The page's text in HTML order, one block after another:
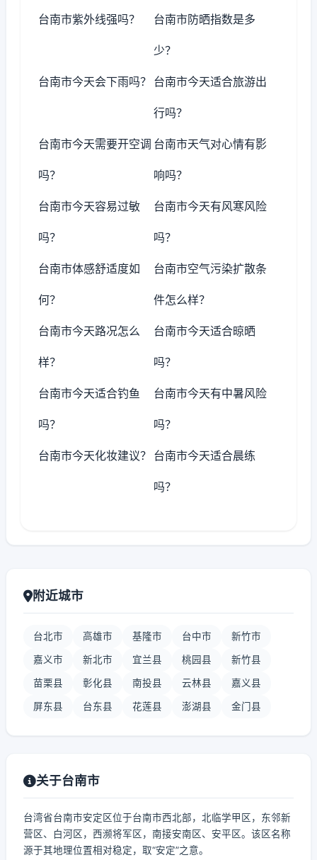
台南市紫外线强吗？ 台南市防晒指数是多
少？
台南市今天会下雨吗？ 台南市今天适合旅游出
行吗？
台南市今天需要开空调
吗？
台南市天气对心情有影
响吗？
台南市今天容易过敏
吗？
台南市今天有风寒风险
吗？
台南市体感舒适度如
何？
台南市空气污染扩散条
件怎么样？
台南市今天路况怎么
样？
台南市今天适合晾晒
吗？
台南市今天适合钓鱼
吗？
台南市今天有中暑风险
吗？
台南市今天化妆建议？ 台南市今天适合晨练
吗？
附近城市
台北市 高雄市 基隆市 台中市 新竹市
嘉义市 新北市 宜兰县 桃园县 新竹县
苗栗县 彰化县 南投县 云林县 嘉义县
屏东县 台东县 花莲县 澎湖县 金门县
关于台南市
台湾省台南市安定区位于台南市西北部，北临学甲区，东邻新
营区、白河区，西濒将军区，南接安南区、安平区。该区名称
源于其地理位置相对稳定，取“安定”之意。